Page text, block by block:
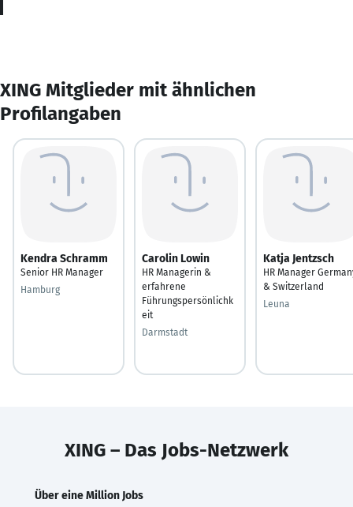
XING Mitglieder mit ähnlichen
Profilangaben
Kendra Schramm
Senior HR Manager
Hamburg
Carolin Lowin
HR Managerin &
erfahrene
Führungspersönlichk
eit
Darmstadt
Katja Jentzsch
HR Manager
& Switzerland
Leuna
XING – Das Jobs-Netzwerk
Über eine Million Jobs